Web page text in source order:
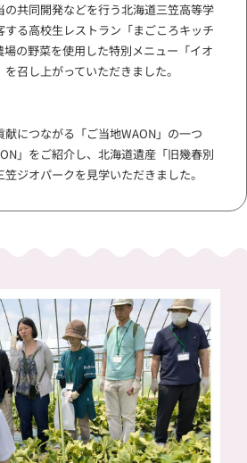
の共同開発などを行う北海道三笠高等学
る高校生レストラン「まごころキッチ
場の野菜を使用した特別メニュー「イオ
召し上がっていただきました。
につながる「ご当地WAON」の一つ
」をご紹介し、北海道遺産「旧幾春別
ジオパークを見学いただきました。